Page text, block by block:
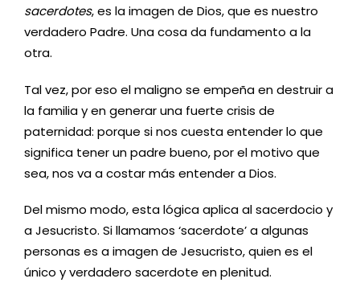
sacerdotes, es la imagen de Dios, que es nuestro
verdadero Padre. Una cosa da fundamento a la
otra.
Tal vez, por eso el maligno se empeña en destruir a
la familia y en generar una fuerte crisis de
paternidad: porque si nos cuesta entender lo que
significa tener un padre bueno, por el motivo que
sea, nos va a costar más entender a Dios.
Del mismo modo, esta lógica aplica al sacerdocio y
a Jesucristo. Si llamamos ‘sacerdote’ a algunas
personas es a imagen de Jesucristo, quien es el
único y verdadero sacerdote en plenitud.